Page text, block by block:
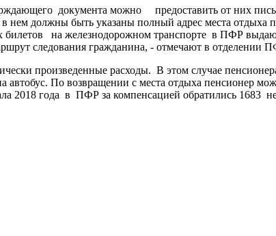
документа можно предоставить от них
нем должны быть указаны полный адрес места отдыха
на железнодорожном транспорте в ПФР
следования гражданина, - отмечают в отделении
произведенные расходы. В этом случае
По возвращении с места отдыха пенсионер
2018 года в ПФР за компенсацией обратились 1683